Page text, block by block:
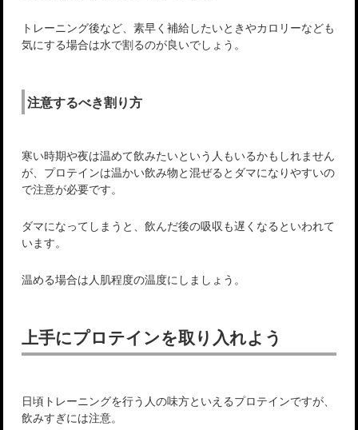
トレーニング後など、素早く補給したいときやカロリーなども
気にする場合は水で割るのが良いでしょう。
注意するべき割り方
寒い時期や夜は温めて飲みたいという人もいるかもしれません
が、プロテインは温かい飲み物と混ぜるとダマになりやすいの
で注意が必要です。
ダマになってしまうと、飲んだ後の吸収も遅くなるといわれて
います。
温める場合は人肌程度の温度にしましょう。
上手にプロテインを取り入れよう
日頃トレーニングを行う人の味方といえるプロテインですが、
飲みすぎには注意。